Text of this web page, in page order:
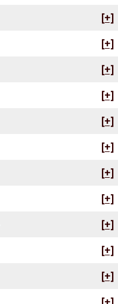
[+]
[+]
[+]
[+]
[+]
[+]
[+]
[+]
[+]
[+]
[+]